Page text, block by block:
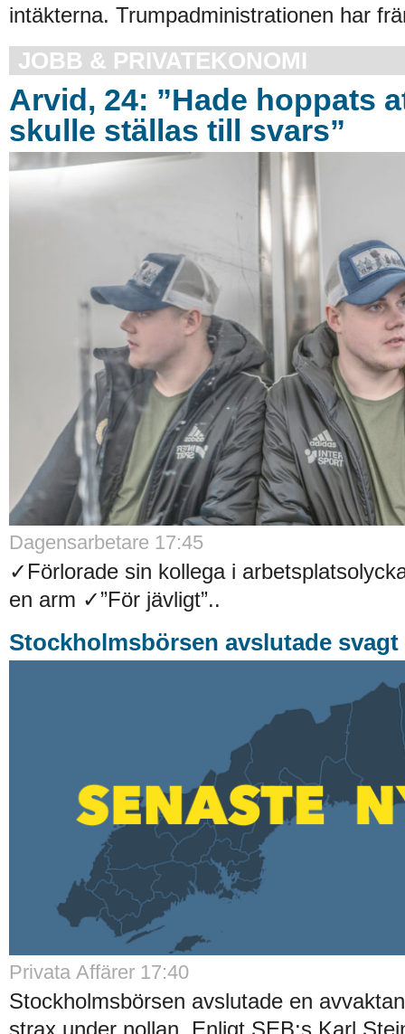
intäkterna. Trumpadministrationen har
JOBB & PRIVATEKONOMI
Arvid, 24: ”Hade hoppats
skulle ställas till svars”
Dagensarbetare 17:45
✓Förlorade sin kollega i
en arm ✓”För jävligt”..
Stockholmsbörsen avslutade svagt
Privata Affärer 17:40
Stockholmsbörsen avslutade en
strax under nollan. Enligt SEB:s Karl